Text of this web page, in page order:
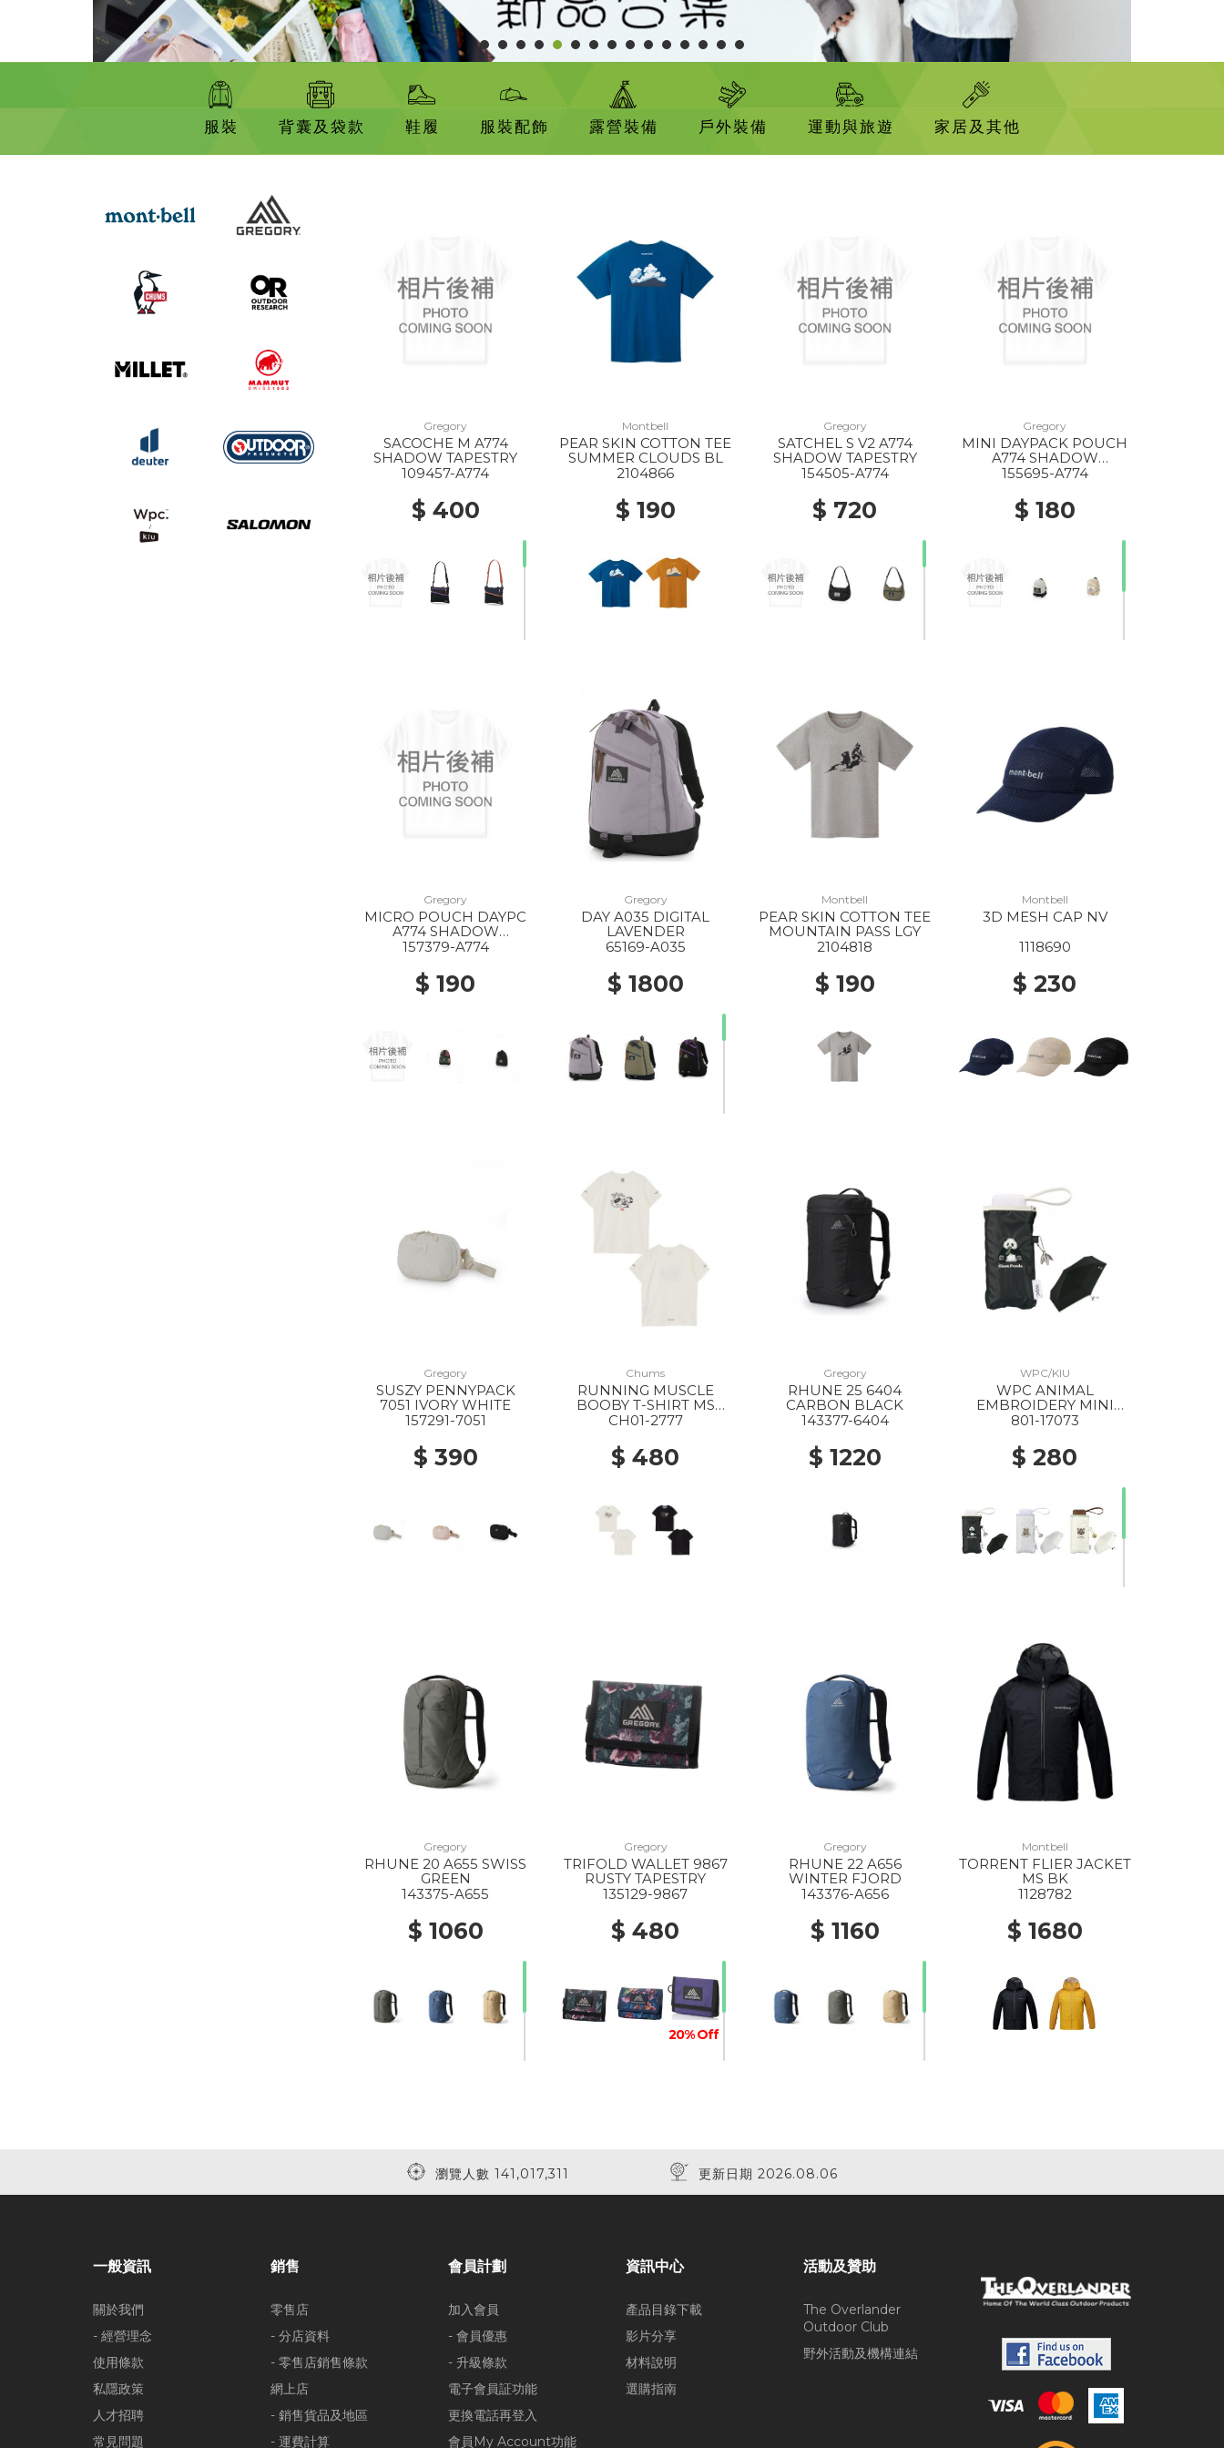
服裝 背囊及袋款 鞋履 服裝配飾 露營裝備 戶外裝備 運動與旅遊 家居及其他
Gregory
SACOCHE M A774
SHADOW TAPESTRY
109457-A774
$ 400
20% Off 20% Off
Montbell
PEAR SKIN COTTON TEE
SUMMER CLOUDS BL
2104866
$ 190
Gregory
SATCHEL S V2 A774
SHADOW TAPESTRY
154505-A774
$ 720
10% Off
Gregory
MINI DAYPACK POUCH
A774 SHADOW
TAPESTRY
155695-A774
$ 180
Gregory
MICRO POUCH DAYPC
A774 SHADOW
TAPESTRY
157379-A774
$ 190
Gregory
DAY A035 DIGITAL
LAVENDER
65169-A035
$ 1800
20% Off 20% Off 20% Off
Montbell
PEAR SKIN COTTON TEE
MOUNTAIN PASS LGY
2104818
$ 190
Montbell
3D MESH CAP NV
1118690
$ 230
Gregory
SUSZY PENNYPACK
7051 IVORY WHITE
157291-7051
$ 390
Chums
RUNNING MUSCLE
BOOBY T-SHIRT MS
W001 WHITE
CH01-2777
$ 480
Gregory
RHUNE 25 6404
CARBON BLACK
143377-6404
$ 1220
WPC/KIU
WPC ANIMAL
EMBROIDERY MINI
FOLDING PARASOL
801-17073
$ 280
Gregory
RHUNE 20 A655 SWISS
GREEN
143375-A655
$ 1060
Gregory
TRIFOLD WALLET 9867
RUSTY TAPESTRY
135129-9867
$ 480
20% Off
Gregory
RHUNE 22 A656
WINTER FJORD
143376-A656
$ 1160
Montbell
TORRENT FLIER JACKET
MS BK
1128782
$ 1680
瀏覽人數 141,017,311 更新日期 2026.08.06
一般資訊
關於我們
- 經營理念
使用條款
私隱政策
人才招聘
常見問題
銷售
零售店
- 分店資料
- 零售店銷售條款
網上店
- 銷售貨品及地區
- 運費計算
會員計劃
加入會員
- 會員優惠
- 升級條款
電子會員証功能
更換電話再登入
會員My Account功能
資訊中心
產品目錄下載
影片分享
材料說明
選購指南
活動及贊助
The Overlander
Outdoor Club
野外活動及機構連結